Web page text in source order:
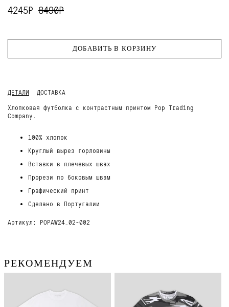
4245Р 8490Р
ДОБАВИТЬ В КОРЗИНУ
ДЕТАЛИ
ДОСТАВКА
Хлопковая футболка с контрастным принтом Pop Trading
Company.
100% хлопок
Круглый вырез горловины
Вставки в плечевых швах
Прорези по боковым швам
Графический принт
Сделано в Португалии
Артикул: POPAW24_02-002
РЕКОМЕНДУЕМ